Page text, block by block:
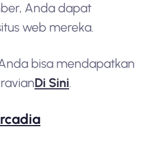
Anda dapat
web mereka.
bisa mendapatkan
Di Sini.